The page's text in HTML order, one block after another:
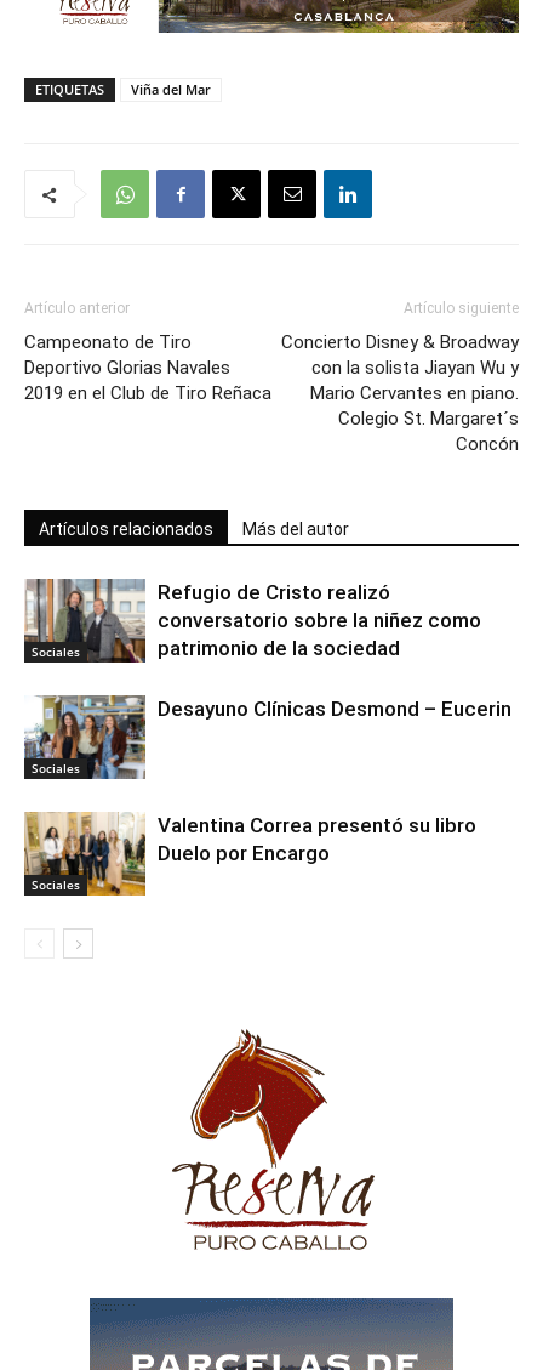
ETIQUETAS Viña del Mar
Artículo anterior
Campeonato de Tiro
Deportivo Glorias Navales
2019 en el Club de Tiro Reñaca
Artículo siguiente
Concierto Disney & Broadway
con la solista Jiayan Wu y
Mario Cervantes en piano.
Colegio St. Margaret´s
Concón
Artículos relacionados Más del autor
Sociales
Refugio de Cristo realizó
conversatorio sobre la niñez como
patrimonio de la sociedad
Sociales
Desayuno Clínicas Desmond – Eucerin
Sociales
Valentina Correa presentó su libro
Duelo por Encargo